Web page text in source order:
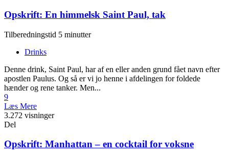
Opskrift: En himmelsk Saint Paul, tak
Tilberedningstid 5 minutter
Drinks
Denne drink, Saint Paul, har af en eller anden grund fået navn efter
apostlen Paulus. Og så er vi jo henne i afdelingen for foldede
hænder og rene tanker. Men...
9
Læs Mere
3.272 visninger
Del
Opskrift: Manhattan – en cocktail for voksne